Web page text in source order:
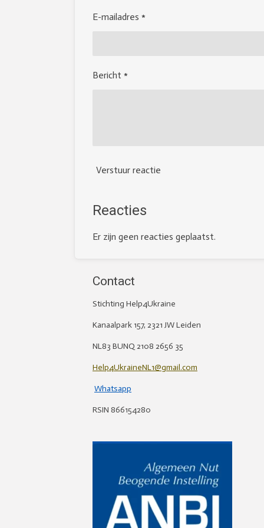
E-mailadres *
Bericht *
Verstuur reactie
Reacties
Er zijn geen reacties geplaatst.
Contact
Stichting Help4Ukraine
Kanaalpark 157, 2321 JW Leiden
NL83 BUNQ 2108 2656 35
Help4UkraineNL1@gmail.com
Whatsapp
RSIN 866154280